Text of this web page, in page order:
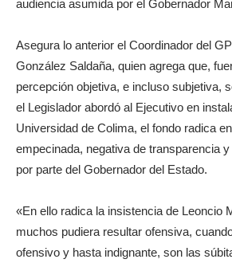
audiencia asumida por el Gobernador
Asegura lo anterior el Coordinador del
González Saldaña, quien agrega que,
percepción objetiva, e incluso subjetiva,
el Legislador abordó al Ejecutivo en
Universidad de Colima, el fondo radica
empecinada, negativa de transparencia
por parte del Gobernador del Estado.
«En ello radica la insistencia de Leoncio
muchos pudiera resultar ofensiva,
ofensivo y hasta indignante, son las